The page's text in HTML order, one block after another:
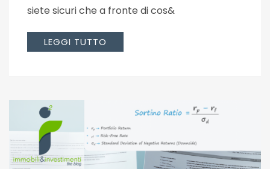
siete sicuri che a fronte di cos&
LEGGI TUTTO